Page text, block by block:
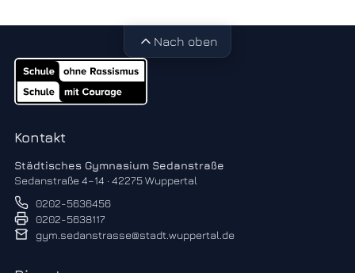
Nach oben
Kontakt
Städtisches Gymnasium Sedanstraße
Sedanstraße 4–14 · 42275 Wuppertal
0202-5636456
0202-5638117
gym.sedanstrasse@stadt.wuppertal.de